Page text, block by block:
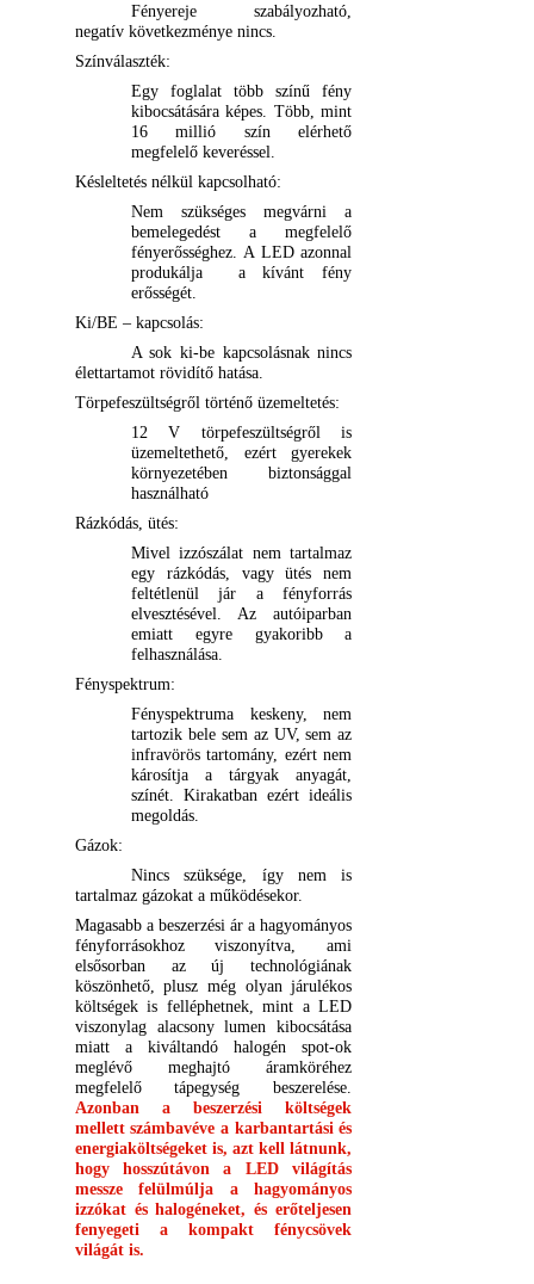
Fényereje szabályozható,
negatív következménye nincs.
Színválaszték:
Egy foglalat több színű fény
kibocsátására képes. Több, mint
16 millió szín elérhető
megfelelő keveréssel.
Késleltetés nélkül kapcsolható:
Nem szükséges megvárni a
bemelegedést a megfelelő
fényerősséghez. A LED azonnal
produkálja
a kívánt fény
erősségét.
Ki/BE – kapcsolás:
A sok ki-be kapcsolásnak nincs
élettartamot rövidítő hatása.
Törpefeszültségről történő üzemeltetés:
12 V törpefeszültségről is
üzemeltethető, ezért gyerekek
környezetében biztonsággal
használható
Rázkódás, ütés:
Mivel izzószálat nem tartalmaz
egy rázkódás, vagy ütés nem
feltétlenül jár a fényforrás
elvesztésével. Az autóiparban
emiatt egyre gyakoribb a
felhasználása.
Fényspektrum:
Fényspektruma keskeny, nem
tartozik bele sem az UV, sem az
infravörös tartomány, ezért nem
károsítja a tárgyak anyagát,
színét. Kirakatban ezért ideális
megoldás.
Gázok:
Nincs szüksége, így nem is
tartalmaz gázokat a működésekor.
Magasabb a beszerzési ár a hagyományos
fényforrásokhoz viszonyítva, ami
elsősorban az új technológiának
köszönhető, plusz még olyan járulékos
költségek is felléphetnek, mint a LED
viszonylag alacsony lumen kibocsátása
miatt a kiváltandó halogén spot-ok
meglévő meghajtó áramköréhez
megfelelő tápegység beszerelése.
Azonban a beszerzési költségek
mellett számbavéve a karbantartási és
energiaköltségeket is, azt kell látnunk,
hogy hosszútávon a LED világítás
messze felülmúlja a hagyományos
izzókat és halogéneket, és erőteljesen
fenyegeti a kompakt fénycsövek
világát is.